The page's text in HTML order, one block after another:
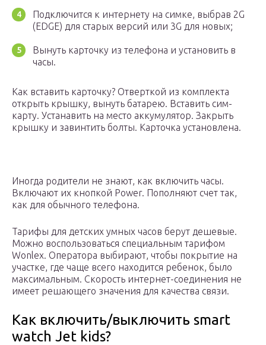
Подключится к интернету на симке, выбрав 2G
(EDGE) для старых версий или 3G для новых;
Вынуть карточку из телефона и установить в
часы.
Как вставить карточку? Отверткой из комплекта
открыть крышку, вынуть батарею. Вставить сим-
карту. Устанавить на место аккумулятор. Закрыть
крышку и завинтить болты. Карточка установлена.
Иногда родители не знают, как включить часы.
Включают их кнопкой Power. Пополняют счет так,
как для обычного телефона.
Тарифы для детских умных часов берут дешевые.
Можно воспользоваться специальным тарифом
Wonlex. Оператора выбирают, чтобы покрытие на
участке, где чаще всего находится ребенок, было
максимальным. Скорость интернет-соединения не
имеет решающего значения для качества связи.
Как включить/выключить smart
watch Jеt kids?